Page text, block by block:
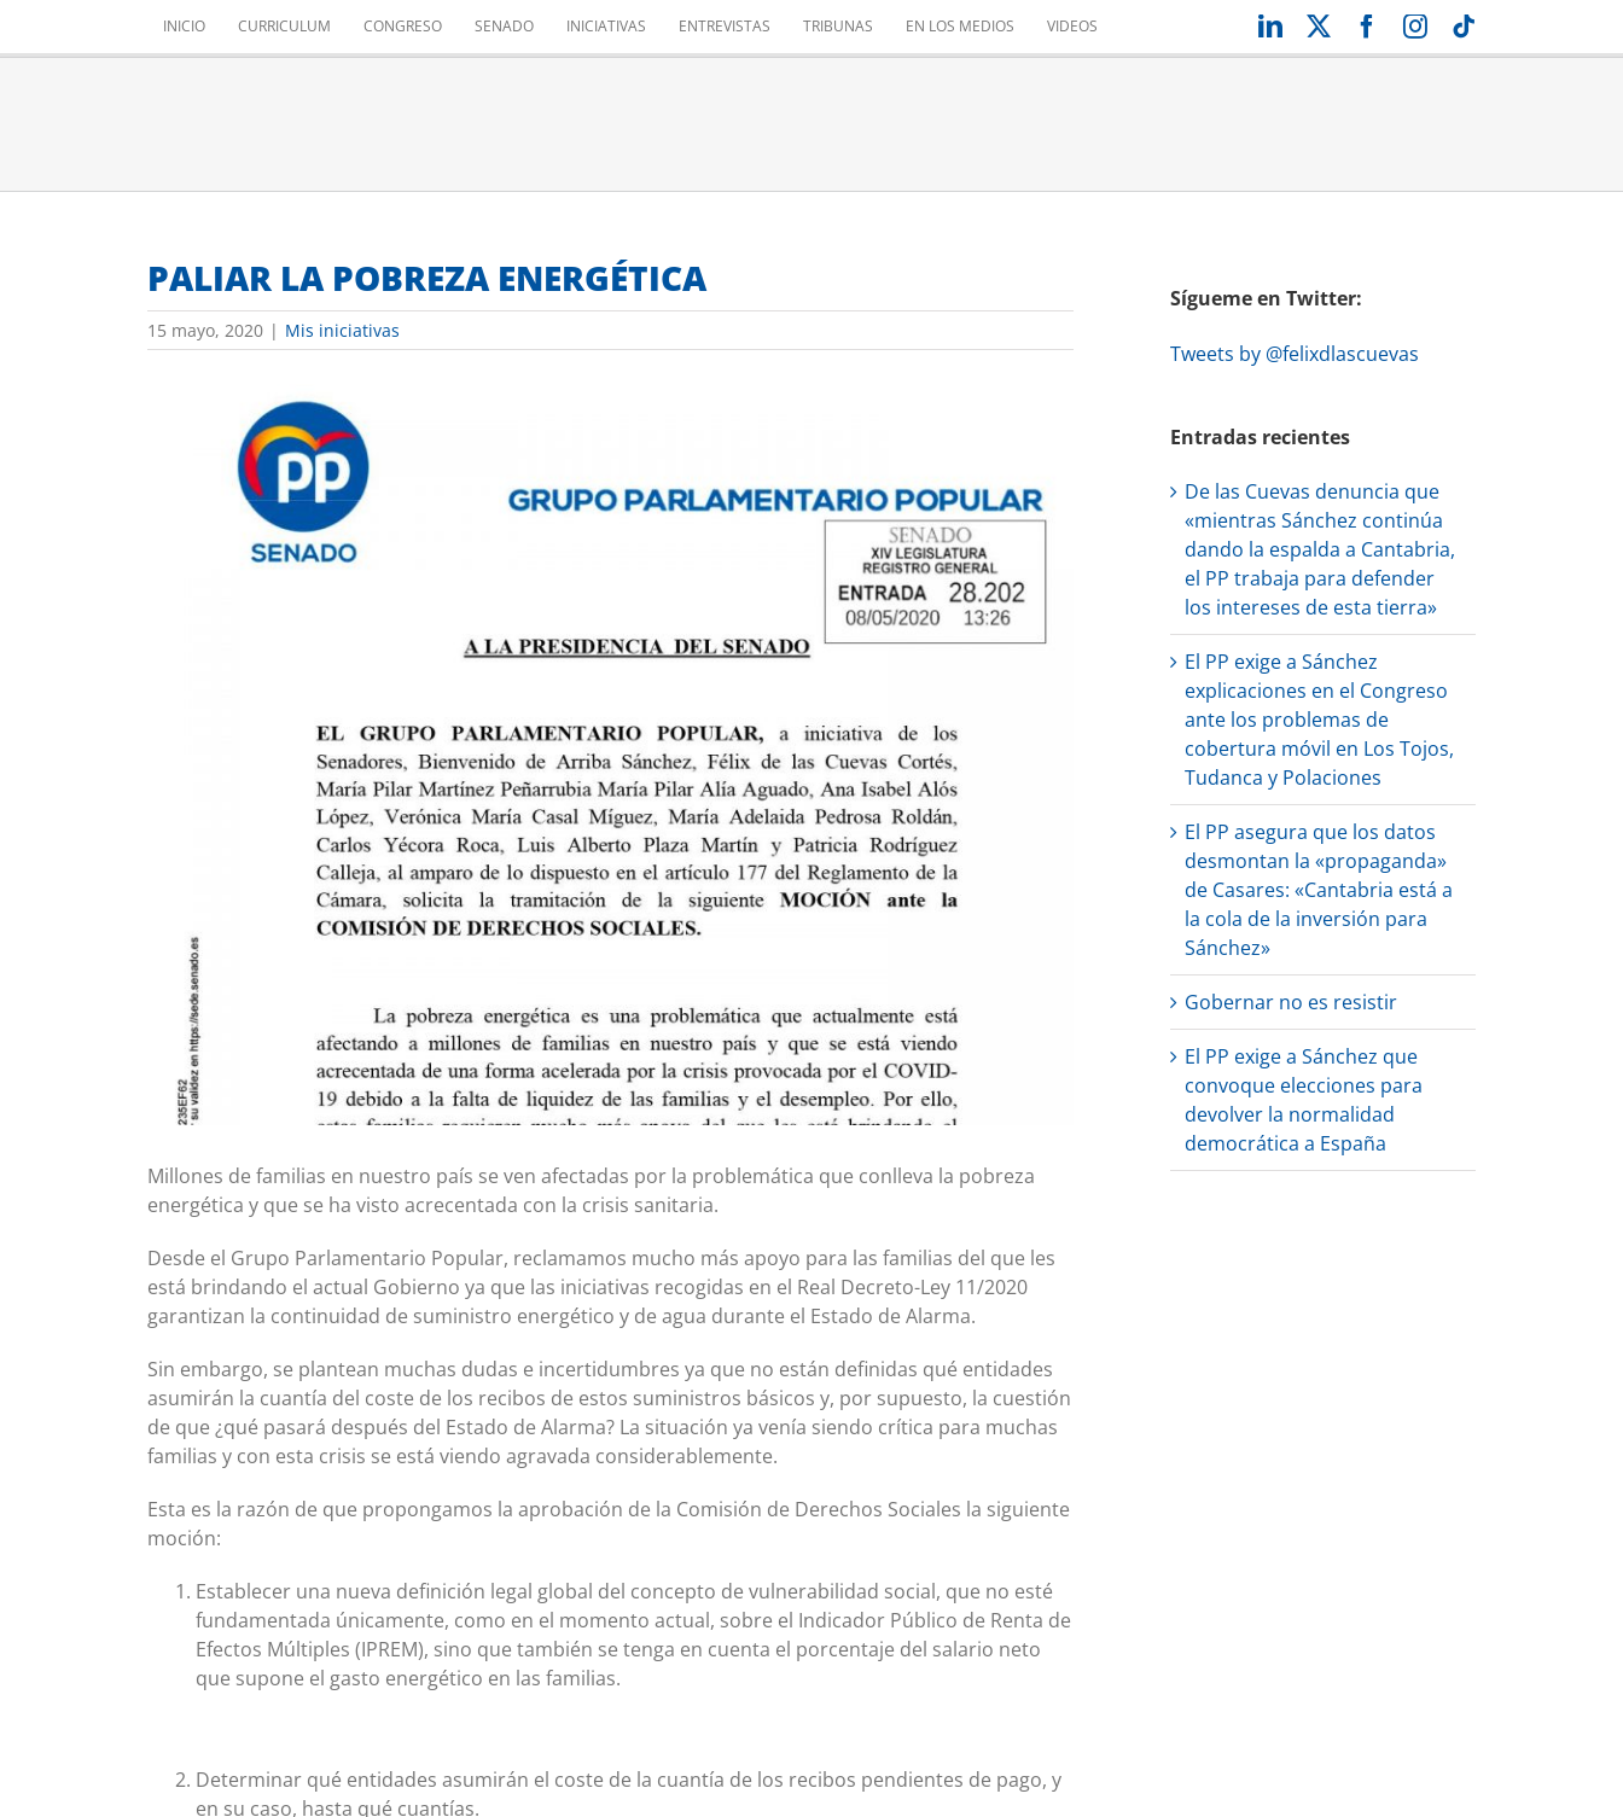
INICIO CURRICULUM CONGRESO SENADO INICIATIVAS ENTREVISTAS TRIBUNAS EN LOS MEDIOS VIDEOS LinkedIn Facebook
Instagram
PALIAR LA POBREZA ENERGÉTICA
15 mayo, 2020 | Mis iniciativas
Millones de familias en nuestro país se ven afectadas por la problemática que conlleva la pobreza
energética y que se ha visto acrecentada con la crisis sanitaria.
Desde el Grupo Parlamentario Popular, reclamamos mucho más apoyo para las familias del que les
está brindando el actual Gobierno ya que las iniciativas recogidas en el Real Decreto-Ley 11/2020
garantizan la continuidad de suministro energético y de agua durante el Estado de Alarma.
Sin embargo, se plantean muchas dudas e incertidumbres ya que no están definidas qué entidades
asumirán la cuantía del coste de los recibos de estos suministros básicos y, por supuesto, la cuestión
de que ¿qué pasará después del Estado de Alarma? La situación ya venía siendo crítica para muchas
familias y con esta crisis se está viendo agravada considerablemente.
Esta es la razón de que propongamos la aprobación de la Comisión de Derechos Sociales la siguiente
moción:
Establecer una nueva definición legal global del concepto de vulnerabilidad social, que no esté
fundamentada únicamente, como en el momento actual, sobre el Indicador Público de Renta de
Efectos Múltiples (IPREM), sino que también se tenga en cuenta el porcentaje del salario neto
que supone el gasto energético en las familias.
Determinar qué entidades asumirán el coste de la cuantía de los recibos pendientes de pago, y
en su caso, hasta qué cuantías.
Sígueme en Twitter:
Tweets by @felixdlascuevas
Entradas recientes
De las Cuevas denuncia que
«mientras Sánchez continúa
dando la espalda a Cantabria,
el PP trabaja para defender
los intereses de esta tierra»
El PP exige a Sánchez
explicaciones en el Congreso
ante los problemas de
cobertura móvil en Los Tojos,
Tudanca y Polaciones
El PP asegura que los datos
desmontan la «propaganda»
de Casares: «Cantabria está a
la cola de la inversión para
Sánchez»
Gobernar no es resistir
El PP exige a Sánchez que
convoque elecciones para
devolver la normalidad
democrática a España